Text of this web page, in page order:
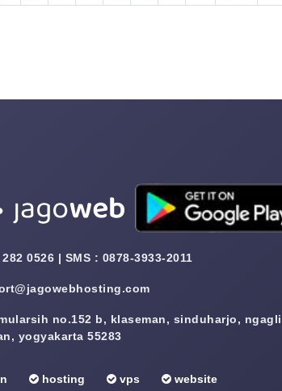
282 0526 | SMS : 0878-3933-2011
no.152 b, klaseman, sinduharjo,
yogyakarta 55283
hosting vps website